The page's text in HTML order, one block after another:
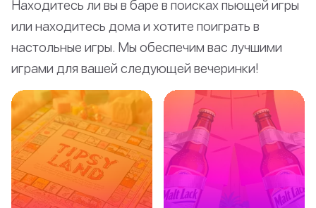
Находитесь ли вы в баре в поисках пьющей игры
или находитесь дома и хотите поиграть в
настольные игры. Мы обеспечим вас лучшими
играми для вашей следующей вечеринки!